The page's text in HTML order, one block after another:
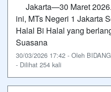
Jakarta—30 Maret
ini, MTs Negeri 1 Jakarta
Halal Bi Halal yang
Suasana
30/03/2026 17:42 - Oleh
- Dilihat 254 kali